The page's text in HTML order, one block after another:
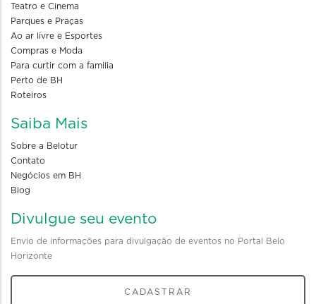
Teatro e Cinema
Parques e Praças
Ao ar livre e Esportes
Compras e Moda
Para curtir com a familia
Perto de BH
Roteiros
Saiba Mais
Sobre a Belotur
Contato
Negócios em BH
Blog
Divulgue seu evento
Envio de informações para divulgação de eventos no Portal Belo
Horizonte
CADASTRAR